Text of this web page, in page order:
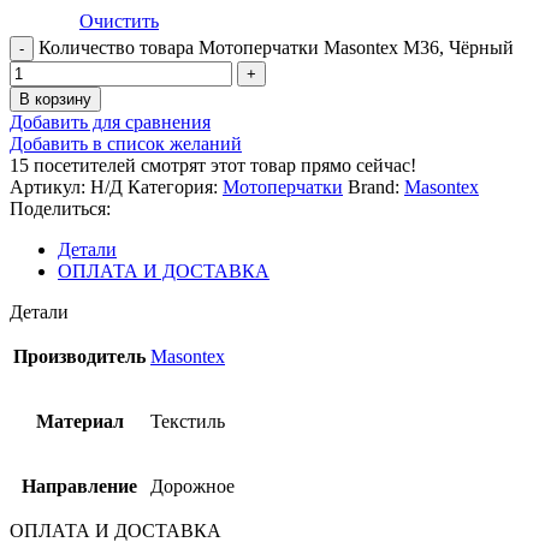
Очистить
Количество товара Мотоперчатки Masontex M36, Чёрный
В корзину
Добавить для сравнения
Добавить в список желаний
15 посетителей смотрят этот товар прямо сейчас!
Артикул: Н/Д Категория: Мотоперчатки Brand: Masontex
Поделиться:
Детали
ОПЛАТА И ДОСТАВКА
Детали
Производитель Masontex
Материал Текстиль
Направление Дорожное
ОПЛАТА И ДОСТАВКА